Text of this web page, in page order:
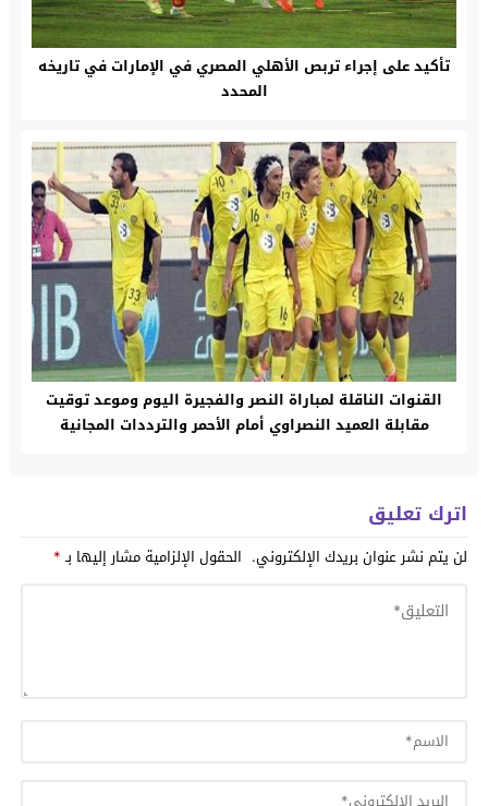
تأكيد على إجراء تربص الأهلي المصري في الإمارات في تاريخه
المحدد
القنوات الناقلة لمباراة النصر والفجيرة اليوم وموعد توقيت
مقابلة العميد النصراوي أمام الأحمر والترددات المجانية
اترك تعليق
لن يتم نشر عنوان بريدك الإلكتروني. الحقول الإلزامية مشار إليها بـ*